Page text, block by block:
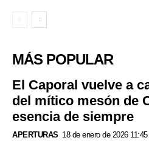
MÁS POPULAR
El Caporal vuelve a
del mítico mesón de
esencia de siempre
APERTURAS 18 de enero de 2026 11:45